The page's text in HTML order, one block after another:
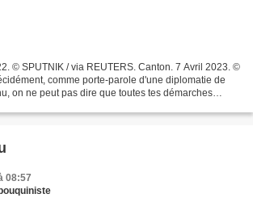
© SPUTNIK / via REUTERS. Canton. 7 Avril 2023. ©
comme porte-parole d'une diplomatie de
on ne peut pas dire que toutes tes démarches
08:57